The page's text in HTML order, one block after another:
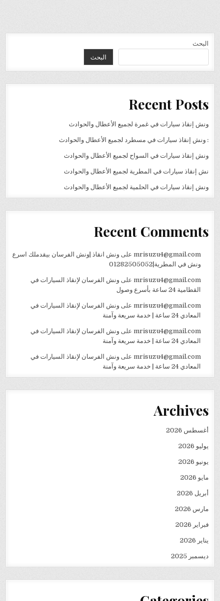
البحث
البحث
Recent Posts
ونش إنقاذ سيارات في غمرة لجميع الأعطال والحوادث
: ونش إنقاذ سيارات في مسطرد لجميع الأعطال والحوادث
ونش إنقاذ سيارات في السواح لجميع الأعطال والحوادث
نش إنقاذ سيارات في المطرية لجميع الأعطال والحوادث
ونش إنقاذ سيارات في الحلمية لجميع الأعطال والحوادث
Recent Comments
mrisuzu4@gmail.comعلى ونش انقاذ |ونش الفرسان بيقدملك اسرع
ونش في المطرية|01282505052
mrisuzu4@gmail.comعلى ونش الفرسان لإنقاذ السيارات في
القطامية 24 ساعة بأسرع وصول
mrisuzu4@gmail.comعلى ونش الفرسان لإنقاذ السيارات في
المعادي 24 ساعة | خدمة سريعة وآمنة
mrisuzu4@gmail.comعلى ونش الفرسان لإنقاذ السيارات في
المعادي 24 ساعة | خدمة سريعة وآمنة
mrisuzu4@gmail.comعلى ونش الفرسان لإنقاذ السيارات في
المعادي 24 ساعة | خدمة سريعة وآمنة
Archives
أغسطس 2026
يوليو 2026
يونيو 2026
مايو 2026
أبريل 2026
مارس 2026
فبراير 2026
يناير 2026
ديسمبر 2025